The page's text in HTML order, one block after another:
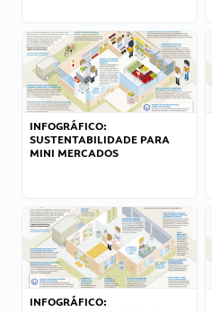
INFOGRÁFICO:
SUSTENTABILIDADE PARA
MINI MERCADOS
INFOGRÁFICO: